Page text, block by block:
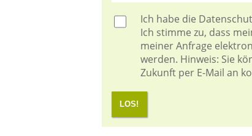
Ich habe die
Ich stimme zu, dass
meiner Anfrage
werden. Hinweis: Sie
Zukunft per E-Mail an
LOS!